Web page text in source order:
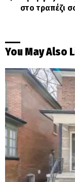
στο τραπέζι
You May Also